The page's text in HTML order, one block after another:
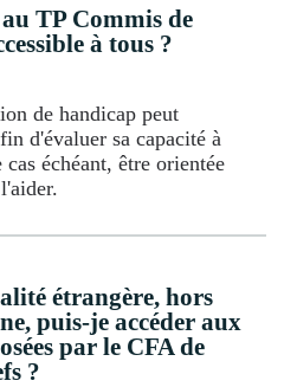
TP Commis de
à tous ?
de handicap peut
d'évaluer sa capacité à
échéant, être orientée
étrangère, hors
puis-je accéder aux
par le CFA de
?